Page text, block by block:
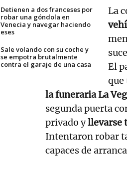
Detienen a dos franceses por
robar una góndola en
Venecia y navegar haciendo
eses
Sale volando con su coche y
se empotra brutalmente
contra el garaje de una casa
La
El
que
la funeraria La
segunda puerta
privado yllevarse
Intentaron robar
capaces de